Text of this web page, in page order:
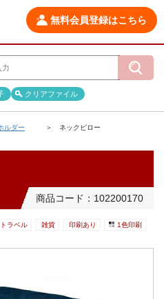
無料会員登録はこちら
クリアファイル
ルダー ネックピロー
商品コード：102200170
トラベル 雑貨 印刷あり 1色印刷